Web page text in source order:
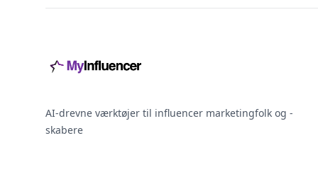
AI-drevne værktøjer til influencer marketingfolk og -
skabere